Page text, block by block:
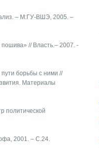
– М:ГУ-ВШЭ, 2005. –
пошива» // Власть.– 2007. -
пути борьбы с ними //
Материалы
политической
2001. – С.24.